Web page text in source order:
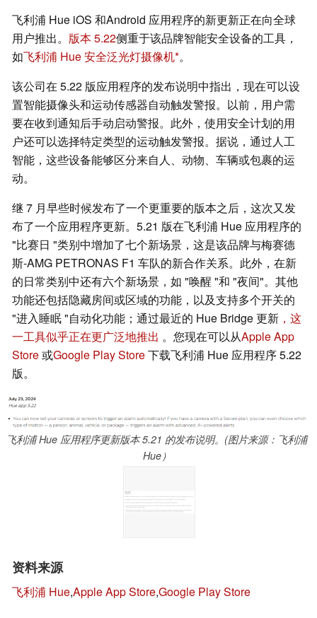
飞利浦 Hue iOS 和Android 应用程序的新更新正在向全球
用户推出。 版本 5.22侧重于该品牌智能安全设备的工具，
如飞利浦 Hue 安全泛光灯摄像机 。
该公司在 5.22 版应用程序的发布说明中指出，现在可以设
置智能摄像头和运动传感器自动触发警报。以前，用户需
要在收到通知后手动启动警报。此外，使用安全计划的用
户还可以选择特定类型的运动触发警报。据说，通过人工
智能，这些设备能够区分来自人、动物、车辆或包裹的运
动。
继 7 月早些时候发布了一个更重要的版本之后，这次又发
布了一个应用程序更新。5.21 版在飞利浦 Hue 应用程序的
"比赛日 "类别中增加了七个新场景，这是该品牌与梅赛德
斯-AMG PETRONAS F1 车队的新合作关系。此外，在新
的日常类别中还有六个新场景，如 "唤醒 "和 "夜间"。其他
功能还包括隐藏房间或区域的功能，以及支持多个开关的
"进入睡眠 "自动化功能；通过最近的 Hue Bridge 更新 ，这
一工具似乎正在更广泛地推出 。您现在可以从Apple App
Store或Google Play Store下载飞利浦 Hue 应用程序 5.22
版。
飞利浦 Hue 应用程序更新版本 5.21 的发布说明。(图片来源：飞利浦
Hue）
资料来源
飞利浦 Hue,Apple App Store,Google Play Store